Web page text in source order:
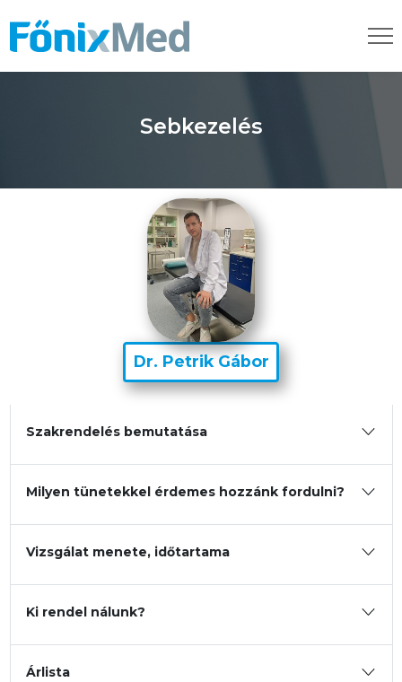
Sebkezelés
Szakrendelés bemutatása
Milyen tünetekkel érdemes hozzánk fordulni?
Vizsgálat menete, időtartama
Ki rendel nálunk?
Árlista